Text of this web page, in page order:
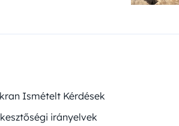
Ismételt Kérdések
irányelvek